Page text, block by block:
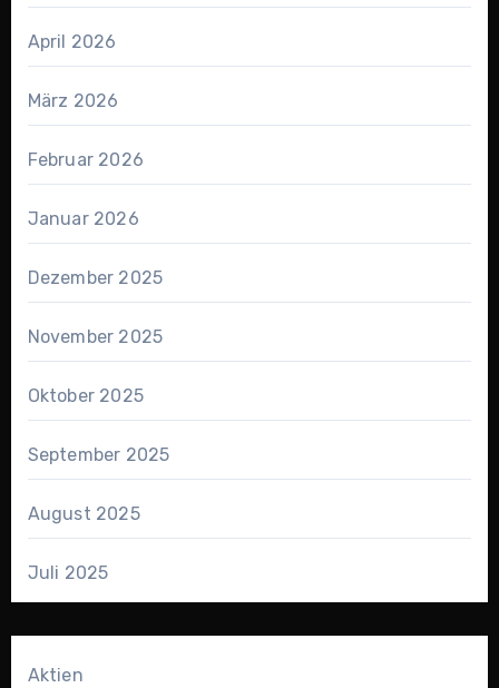
April 2026
März 2026
Februar 2026
Januar 2026
Dezember 2025
November 2025
Oktober 2025
September 2025
August 2025
Juli 2025
Aktien